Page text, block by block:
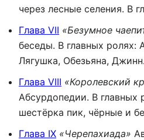
через лесные селения. В
Глава VII «Безумное
беседы. В главных ролях:
Лягушка, Обезьяна, Джинн.
Глава VIII «Королевский
Абсурдопедии. В главных
шестёрка пик, чёрные и
Глава IX «Черепахиада»